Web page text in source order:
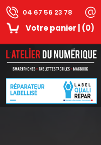
04 67 56 23 78
Votre panier | (0)